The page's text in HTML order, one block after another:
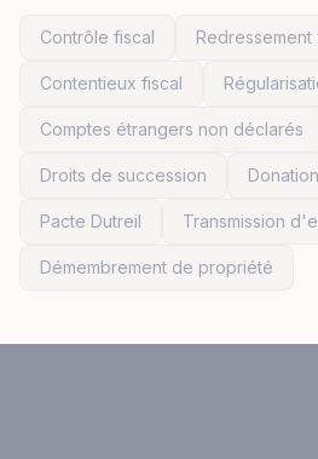
Contrôle fiscal Redressement
Contentieux fiscal
Comptes étrangers non déclarés
Droits de succession
Pacte Dutreil Transmission
Démembrement de propriété